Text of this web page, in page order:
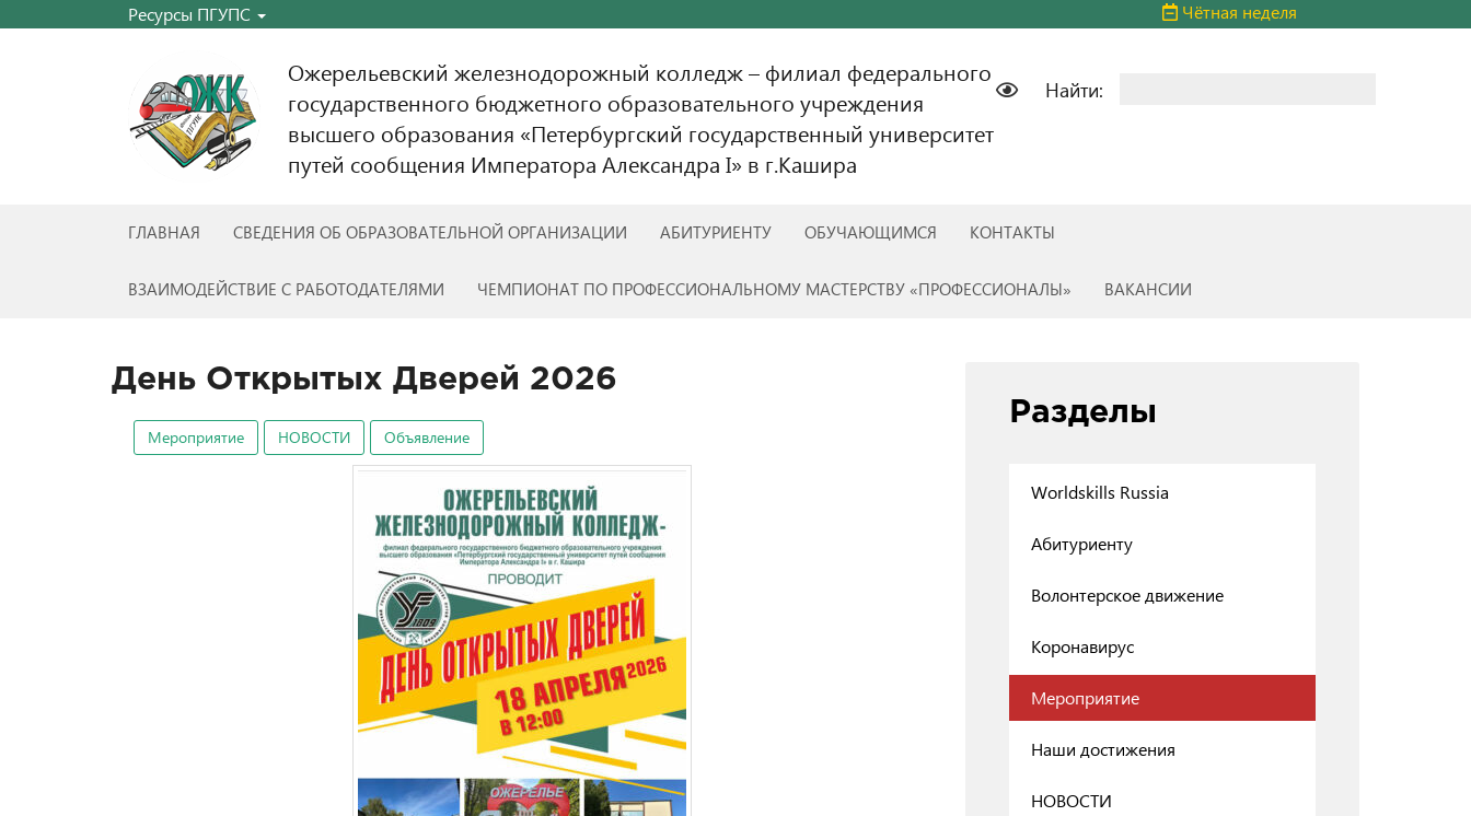
Ресурсы ПГУПС Чётная неделя
Ожерельевский железнодорожный колледж – филиал федерального
государственного бюджетного образовательного учреждения
высшего образования «Петербургский государственный университет
путей сообщения Императора Александра I» в г.Кашира
Найти:
ГЛАВНАЯ СВЕДЕНИЯ ОБ ОБРАЗОВАТЕЛЬНОЙ ОРГАНИЗАЦИИ АБИТУРИЕНТУ ОБУЧАЮЩИМСЯ КОНТАКТЫ
ВЗАИМОДЕЙСТВИЕ С РАБОТОДАТЕЛЯМИ ЧЕМПИОНАТ ПО ПРОФЕССИОНАЛЬНОМУ МАСТЕРСТВУ «ПРОФЕССИОНАЛЫ» ВАКАНСИИ
День Открытых Дверей 2026
Мероприятие НОВОСТИ Объявление
Разделы
Worldskills Russia
Абитуриенту
Волонтерское движение
Коронавирус
Мероприятие
Наши достижения
НОВОСТИ